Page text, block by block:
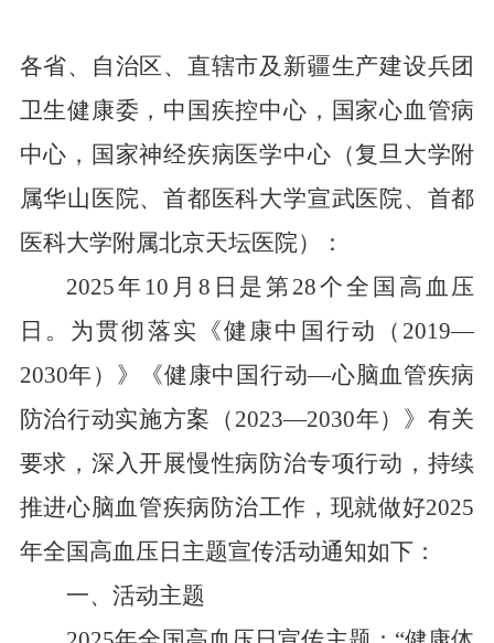
各省、自治区、直辖市及新疆生产建设兵团
卫生健康委，中国疾控中心，国家心血管病
中心，国家神经疾病医学中心（复旦大学附
属华山医院、首都医科大学宣武医院、首都
医科大学附属北京天坛医院）：
2025年 10 月 8 日是第 28个全国高血压
日。为贯彻落实《健康中国行动（ 2019—
2030年）》《健康中国行动—心脑血管疾病
防治行动实施方案（ 2023—2030年）》有关
要求，深入开展慢性病防治专项行动，持续
推进心脑血管疾病防治工作，现就做好2025
年全国高血压日主题宣传活动通知如下：
一、活动主题